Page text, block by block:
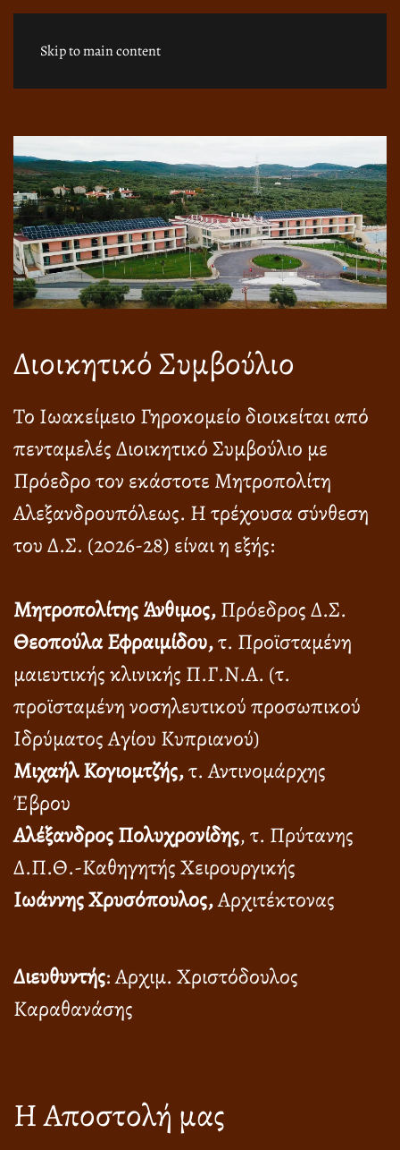
Skip to main content
Διοικητικό Συμβούλιο
Το Ιωακείμειο Γηροκομείο διοικείται από
πενταμελές Διοικητικό Συμβούλιο με
Πρόεδρο τον εκάστοτε Μητροπολίτη
Αλεξανδρουπόλεως. Η τρέχουσα σύνθεση
του Δ.Σ. (2026-28) είναι η εξής:
Μητροπολίτης Άνθιμος,Πρόεδρος Δ.Σ.
Θεοπούλα Εφραιμίδου,τ. Προϊσταμένη
μαιευτικής κλινικής Π.Γ.Ν.Α. (τ.
προϊσταμένη νοσηλευτικού προσωπικού
Ιδρύματος Αγίου Κυπριανού)
Μιχαήλ Κογιομτζής,τ. Αντινομάρχης
Έβρου
Αλέξανδρος Πολυχρονίδης, τ. Πρύτανης
Δ.Π.Θ.-Καθηγητής Χειρουργικής
Ιωάννης Χρυσόπουλος,Αρχιτέκτονας
Διευθυντής: Αρχιμ. Χριστόδουλος
Καραθανάσης
Η Αποστολή μας